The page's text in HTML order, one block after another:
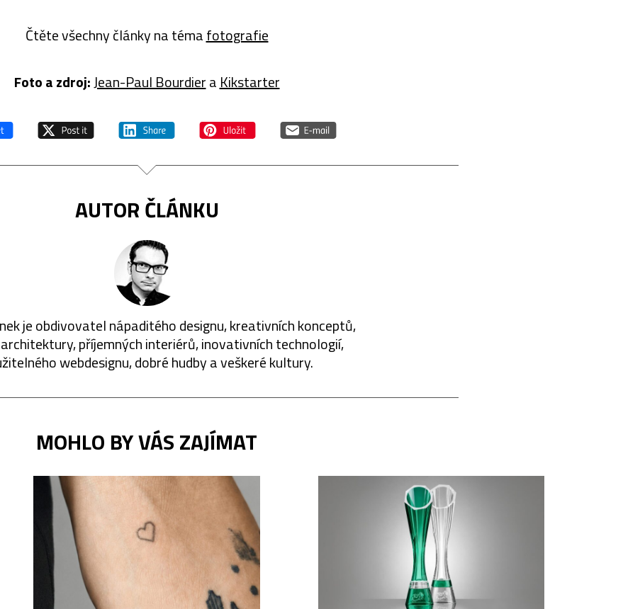
Čtěte všechny články na témafotografie
Foto a zdroj:Jean-Paul Bourdiera Kikstarter
AUTOR ČLÁNKU
je obdivovatel nápaditého designu, kreativních konceptů,
příjemných interiérů, inovativních technologií,
webdesignu, dobré hudby a veškeré kultury.
MOHLO BY VÁS ZAJÍMAT